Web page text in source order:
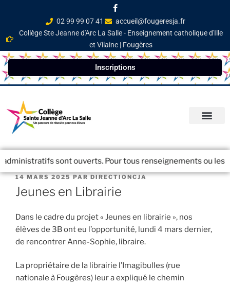
02 99 99 07 41
accueil@fougeresja.fr
Collège Ste Jeanne d'Arc La Salle - Enseignement catholique d'Ille
et Vilaine | Fougères
Inscriptions
sont ouverts. Pour tous renseignements ou les
14 MARS 2025PARDIRECTIONCJA
Jeunes en Librairie
Dans le cadre du projet « Jeunes en librairie », nos
élèves de 3B ont eu l’opportunité, lundi 4 mars dernier,
de rencontrer Anne-Sophie, libraire.
La propriétaire de la librairie l’Imagibulles (rue
nationale à Fougères) leur a expliqué le chemin